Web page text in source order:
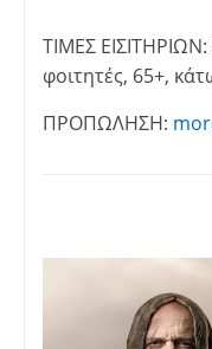
ΤΙΜΕΣ
φοιτητές, 65+,
ΠΡΟΠΩΛΗΣΗ: